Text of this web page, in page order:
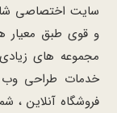
سایت اختصاصی
و قوی طبق
مجموعه های
خدمات طراحی وب
فروشگاه آنلاین ،